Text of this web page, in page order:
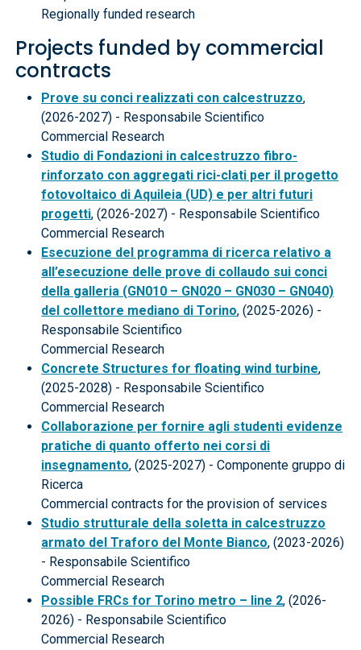
Regionally funded research
Projects funded by commercial
contracts
Prove su conci realizzati con calcestruzzo,
(2026-2027) - Responsabile Scientifico
Commercial Research
Studio di Fondazioni in calcestruzzo fibro-
rinforzato con aggregati rici-clati per il progetto
fotovoltaico di Aquileia (UD) e per altri futuri
progetti, (2026-2027) - Responsabile Scientifico
Commercial Research
Esecuzione del programma di ricerca relativo a
all’esecuzione delle prove di collaudo sui conci
della galleria (GN010 – GN020 – GN030 – GN040)
del collettore mediano di Torino, (2025-2026) -
Responsabile Scientifico
Commercial Research
Concrete Structures for floating wind turbine,
(2025-2028) - Responsabile Scientifico
Commercial Research
Collaborazione per fornire agli studenti evidenze
pratiche di quanto offerto nei corsi di
insegnamento, (2025-2027) - Componente gruppo di
Ricerca
Commercial contracts for the provision of services
Studio strutturale della soletta in calcestruzzo
armato del Traforo del Monte Bianco, (2023-2026)
- Responsabile Scientifico
Commercial Research
Possible FRCs for Torino metro – line 2, (2026-
2026) - Responsabile Scientifico
Commercial Research